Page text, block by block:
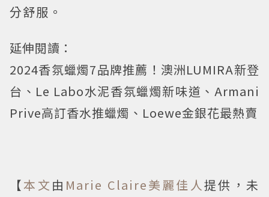
分舒服。
延伸閱讀：
2024香氛蠟燭7品牌推薦！澳洲LUMIRA新登
台、Le Labo水泥香氛蠟燭新味道、Armani
Prive高訂香水推蠟燭、Loewe金銀花最熱賣
【本文 由 Marie Claire美麗佳人提供，未